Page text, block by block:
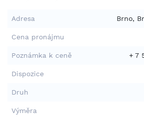
Adresa Brno,
Cena pronájmu
Poznámka k ceně + 7
Dispozice
Druh
Výměra